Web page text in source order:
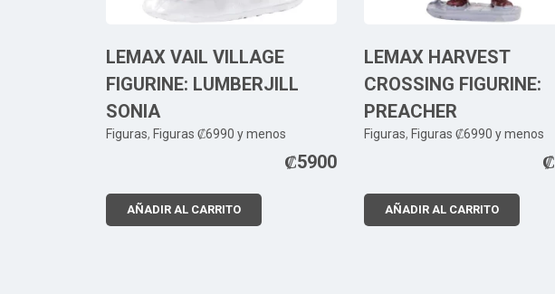
LEMAX VAIL VILLAGE
FIGURINE: LUMBERJILL
SONIA
Figuras, Figuras ₡6990 y menos
₡5900
AÑADIR AL CARRITO
LEMAX HARVEST
CROSSING FIGURINE:
PREACHER
Figuras, Figuras ₡6990 y menos
₡
AÑADIR AL CARRITO